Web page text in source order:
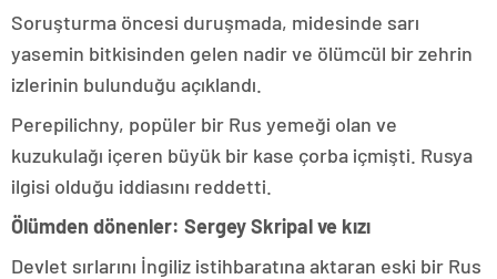
Soruşturma öncesi duruşmada, midesinde sarı
yasemin bitkisinden gelen nadir ve ölümcül bir zehrin
izlerinin bulunduğu açıklandı.
Perepilichny, popüler bir Rus yemeği olan ve
kuzukulağı içeren büyük bir kase çorba içmişti. Rusya
ilgisi olduğu iddiasını reddetti.
Ölümden dönenler: Sergey Skripal ve kızı
Devlet sırlarını İngiliz istihbaratına aktaran eski bir Rus